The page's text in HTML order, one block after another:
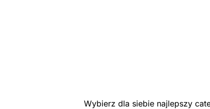
Wybierz dla siebie najlepszy